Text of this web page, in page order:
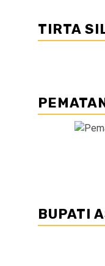
TIRTA
BUPATI